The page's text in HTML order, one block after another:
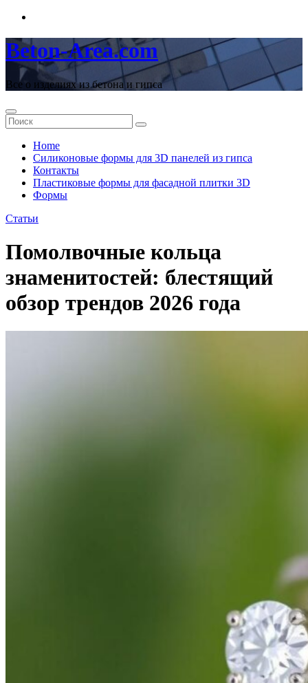
Перейти
содержимому
Beton-Area.com
Все о изделиях из бетона и гипса
Home
Cиликоновые формы для 3D панелей из гипса
Контакты
Пластиковые формы для фасадной плитки 3D
Формы
Статьи
Помолвочные кольца
знаменитостей: блестящий
обзор трендов 2026 года